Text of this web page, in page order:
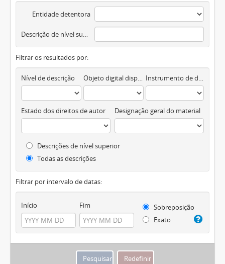
Entidade detentora
Descrição de nível superior
Filtrar os resultados por:
Nível de descrição Objeto digital disponível Instrumento de descrição documental
Estado dos direitos de autor Designação geral do material
Descrições de nível superior
Todas as descrições
Filtrar por intervalo de datas:
Início Fim
Sobreposição
Exato